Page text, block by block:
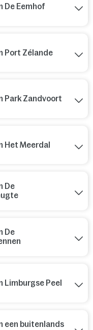
De Eemhof
Port Zélande
Park Zandvoort
Het Meerdal
De
De
Limburgse Peel
een buitenlands